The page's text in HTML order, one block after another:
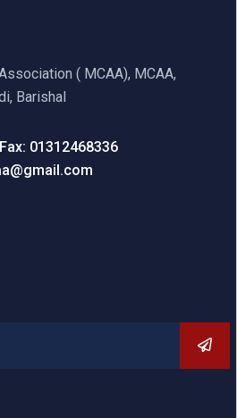
( MCAA), MCAA,
Barishal
Fax: 01312468336